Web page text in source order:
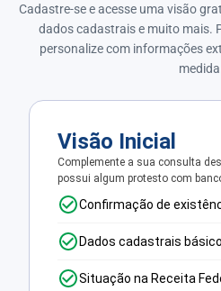
Cadastre-se e acesse uma visão
dados cadastrais e muito mais.
personalize com informações
medida.
Visão Inicial
Complemente a sua consulta
possui algum protesto com
Confirmação de
Dados cadastrais
Situação na Receita